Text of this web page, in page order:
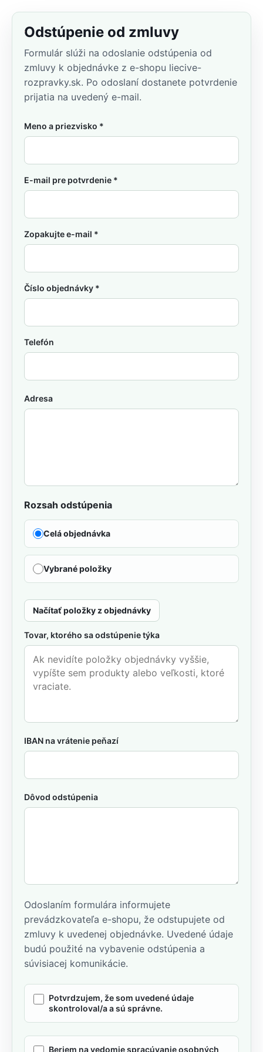
Nevyhnutné Vždy aktívne
Funkčné
Analytické
© 2025 | CITYPRINT COOKIES MANAGER
Odstúpenie od zmluvy
Formulár slúži na odoslanie odstúpenia od
zmluvy k objednávke z e-shopu liecive-
rozpravky.sk. Po odoslaní dostanete potvrdenie
prijatia na uvedený e-mail.
Meno a priezvisko *
E-mail pre potvrdenie *
Zopakujte e-mail *
Číslo objednávky *
Telefón
Adresa
Rozsah odstúpenia
Celá objednávka
Vybrané položky
Načítať položky z objednávky
Tovar, ktorého sa odstúpenie týka
IBAN na vrátenie peňazí
Dôvod odstúpenia
Odoslaním formulára informujete
prevádzkovateľa e-shopu, že odstupujete od
zmluvy k uvedenej objednávke. Uvedené údaje
budú použité na vybavenie odstúpenia a
súvisiacej komunikácie.
Potvrdzujem, že som uvedené údaje
skontroloval/a a sú správne.
Beriem na vedomie spracúvanie osobných